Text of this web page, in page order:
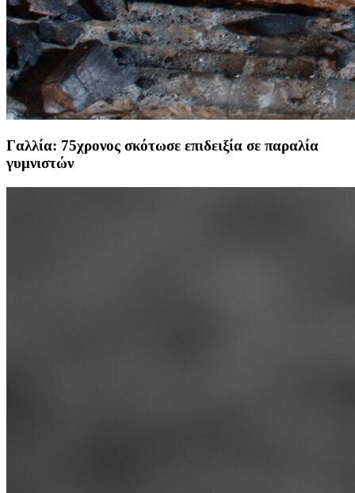
Γαλλία: 75χρονος σκότωσε επιδειξία σε παραλία
γυμνιστών